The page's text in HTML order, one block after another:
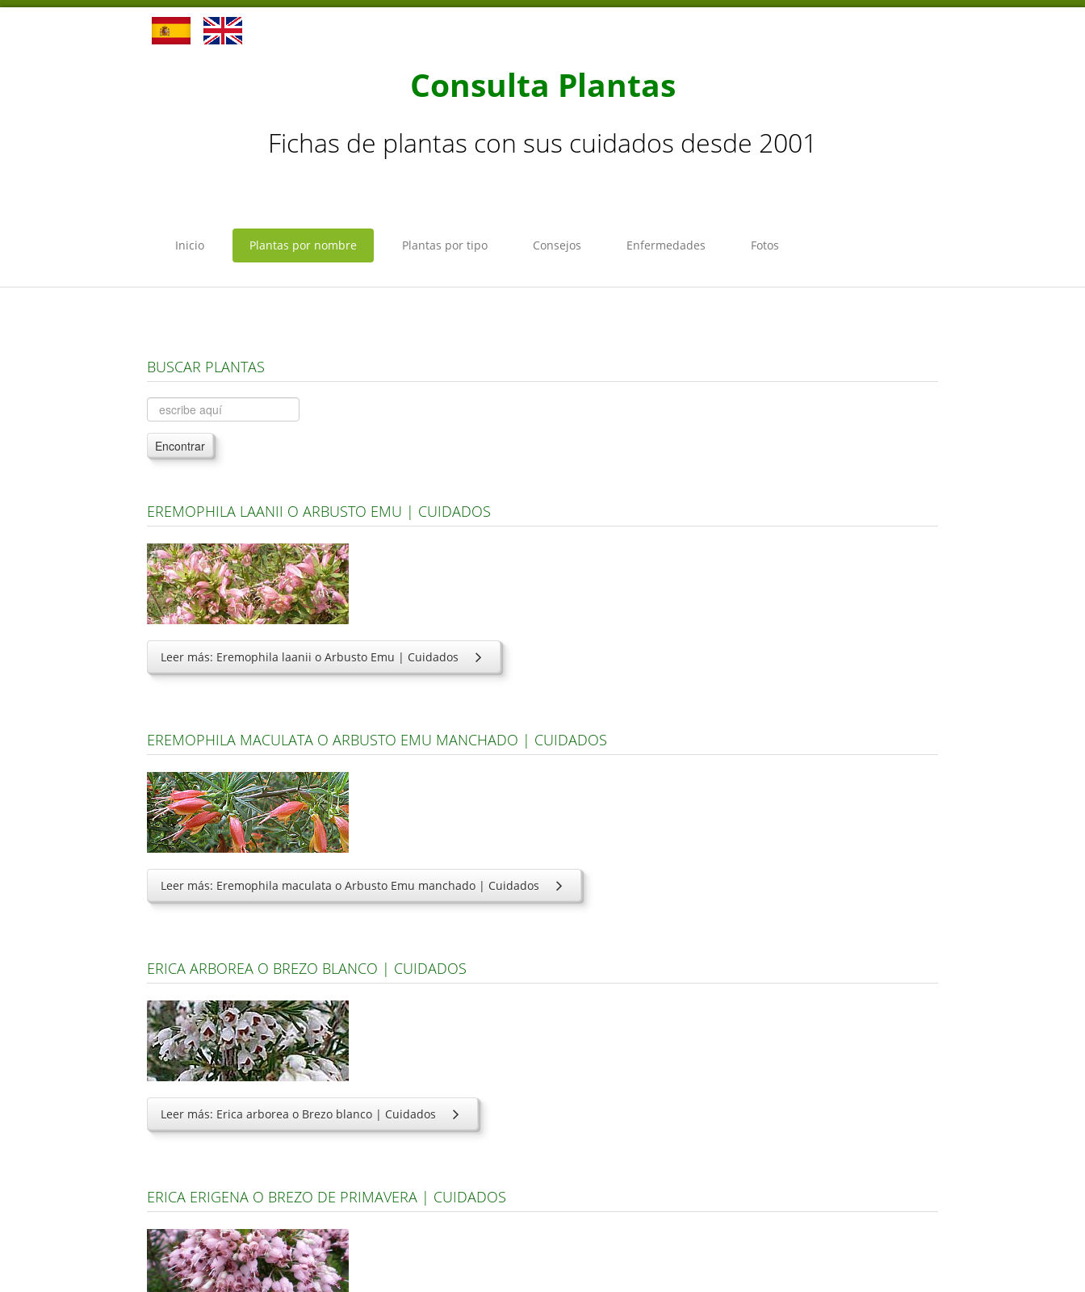
Consulta Plantas
Fichas de plantas con sus cuidados desde 2001
Inicio Plantas por nombre Plantas por tipo Consejos Enfermedades Fotos
BUSCAR PLANTAS
Encontrar
EREMOPHILA LAANII O ARBUSTO EMU | CUIDADOS
Leer más: Eremophila laanii o Arbusto Emu | Cuidados
EREMOPHILA MACULATA O ARBUSTO EMU MANCHADO | CUIDADOS
Leer más: Eremophila maculata o Arbusto Emu manchado | Cuidados
ERICA ARBOREA O BREZO BLANCO | CUIDADOS
Leer más: Erica arborea o Brezo blanco | Cuidados
ERICA ERIGENA O BREZO DE PRIMAVERA | CUIDADOS